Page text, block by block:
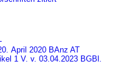
April 2020 BAnz AT
1 V. v. 03.04.2023 BGBl.